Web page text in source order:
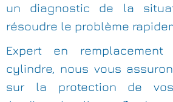
un diagnostic de la
résoudre le problème
Expert en
cylindre, nous vous
sur la protection de